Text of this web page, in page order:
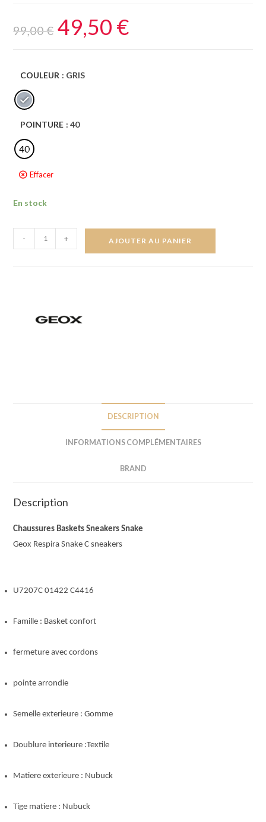
99,00€ 49,50 €
COULEUR : GRIS
POINTURE : 40
40
Effacer
En stock
- + AJOUTER AU PANIER
DESCRIPTION
INFORMATIONS COMPLÉMENTAIRES
BRAND
Description
Chaussures Baskets Sneakers Snake
Geox Respira Snake C sneakers
U7207C 01422 C4416
Famille : Basket confort
fermeture avec cordons
pointe arrondie
Semelle exterieure : Gomme
Doublure interieure :Textile
Matiere exterieure : Nubuck
Tige matiere : Nubuck